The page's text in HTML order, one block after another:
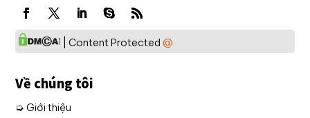
| Content Protected@
Về chúng tôi
➭ Giới thiệu